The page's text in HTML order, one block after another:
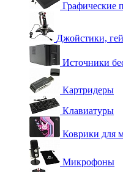
Графические
Джойстики,
Источники
Картридеры
Клавиатуры
Коврики для
Микрофоны